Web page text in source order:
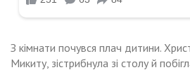
З кімнати почувся плач дитини.
Микиту, зістрибнула зі столу й